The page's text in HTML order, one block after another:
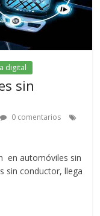
digital
sin
0 comentarios
en automóviles sin
sin conductor, llega